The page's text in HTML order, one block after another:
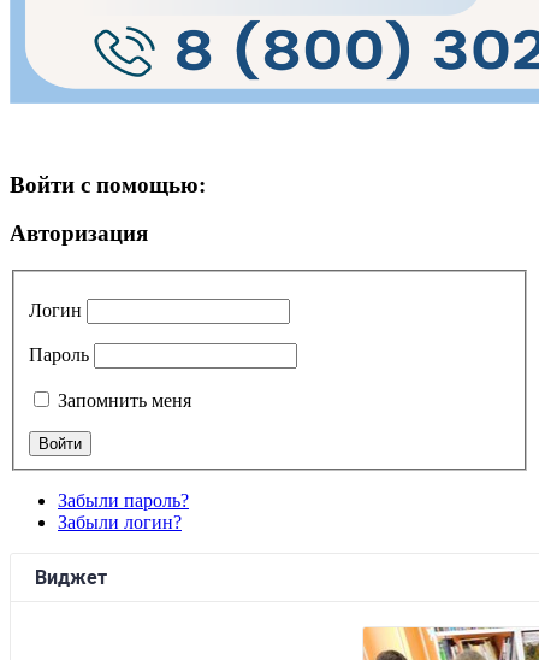
Войти с помощью:
Авторизация
Логин
Пароль
Запомнить меня
Забыли пароль?
Забыли логин?